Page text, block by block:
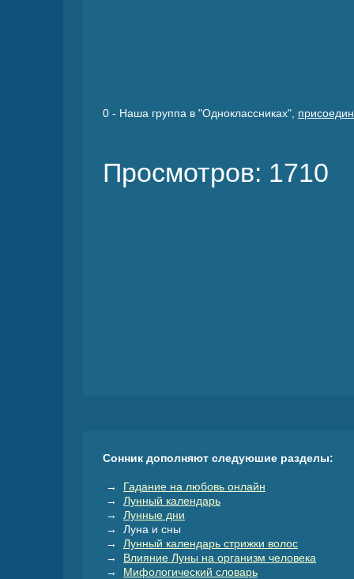
0 - Наша группа в "Одноклассниках",
Просмотров: 1710
Сонник дополняют следуюшие разделы:
→ Гадание на любовь онлайн
→ Лунный календарь
→ Лунные дни
→ Луна и сны
→ Лунный календарь стрижки волос
→ Влияние Луны на организм человека
→ Мифологический словарь